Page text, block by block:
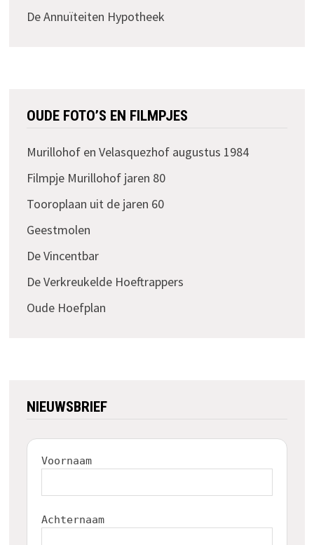
De Annuïteiten Hypotheek
OUDE FOTO’S EN FILMPJES
Murillohof en Velasquezhof augustus 1984
Filmpje Murillohof jaren 80
Tooroplaan uit de jaren 60
Geestmolen
De Vincentbar
De Verkreukelde Hoeftrappers
Oude Hoefplan
NIEUWSBRIEF
Voornaam
Achternaam